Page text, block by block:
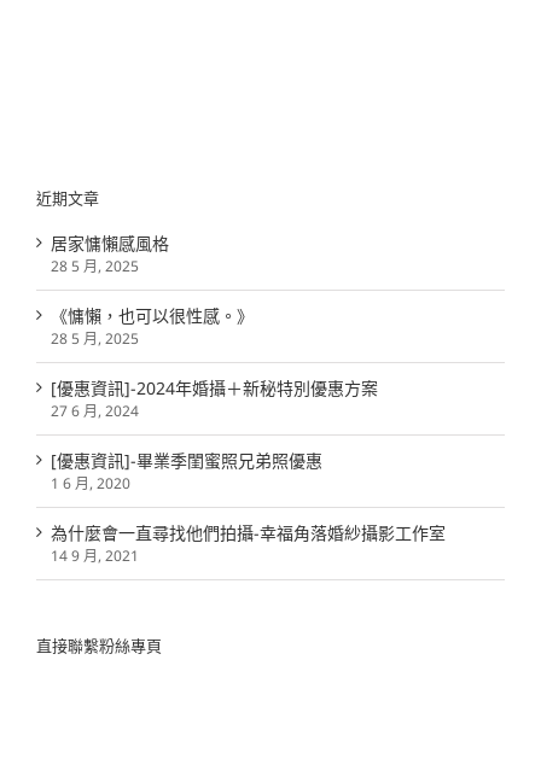
近期文章
居家慵懶感風格
28 5 月, 2025
《慵懶，也可以很性感。》
28 5 月, 2025
[優惠資訊]-2024年婚攝＋新秘特別優惠方案
27 6 月, 2024
[優惠資訊]-畢業季閨蜜照兄弟照優惠
1 6 月, 2020
為什麼會一直尋找他們拍攝-幸福角落婚紗攝影工作室
14 9 月, 2021
直接聯繫粉絲專頁